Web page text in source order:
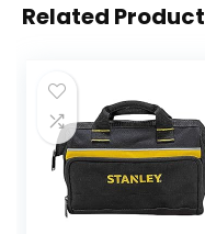
Related